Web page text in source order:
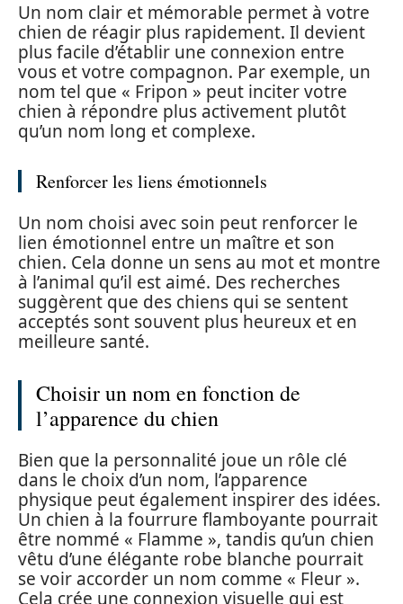
Un nom clair et mémorable permet à votre
chien de réagir plus rapidement. Il devient
plus facile d’établir une connexion entre
vous et votre compagnon. Par exemple, un
nom tel que « Fripon » peut inciter votre
chien à répondre plus activement plutôt
qu’un nom long et complexe.
Renforcer les liens émotionnels
Un nom choisi avec soin peut renforcer le
lien émotionnel entre un maître et son
chien. Cela donne un sens au mot et montre
à l’animal qu’il est aimé. Des recherches
suggèrent que des chiens qui se sentent
acceptés sont souvent plus heureux et en
meilleure santé.
Choisir un nom en fonction de
l’apparence du chien
Bien que la personnalité joue un rôle clé
dans le choix d’un nom, l’apparence
physique peut également inspirer des idées.
Un chien à la fourrure flamboyante pourrait
être nommé « Flamme », tandis qu’un chien
vêtu d’une élégante robe blanche pourrait
se voir accorder un nom comme « Fleur ».
Cela crée une connexion visuelle qui est